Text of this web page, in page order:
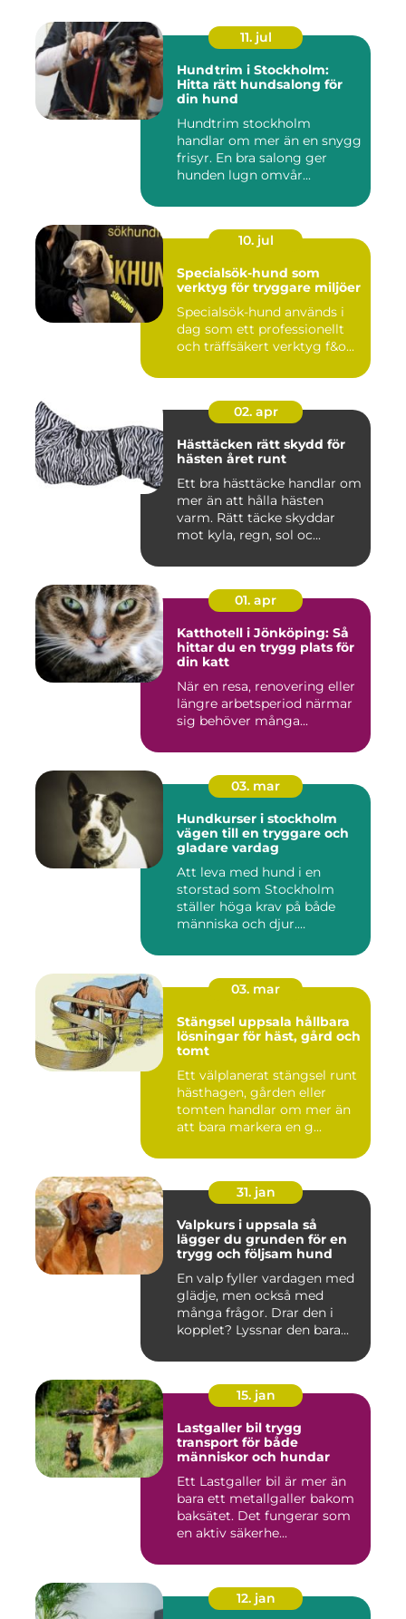
11. jul
Hundtrim i Stockholm:
Hitta rätt hundsalong för
din hund
Hundtrim stockholm
handlar om mer än en snygg
frisyr. En bra salong ger
hunden lugn omvår...
10. jul
Specialsök-hund som
verktyg för tryggare miljöer
Specialsök-hund används i
dag som ett professionellt
och träffsäkert verktyg f&o...
02. apr
Hästtäcken rätt skydd för
hästen året runt
Ett bra hästtäcke handlar om
mer än att hålla hästen
varm. Rätt täcke skyddar
mot kyla, regn, sol oc...
01. apr
Katthotell i Jönköping: Så
hittar du en trygg plats för
din katt
När en resa, renovering eller
längre arbetsperiod närmar
sig behöver många...
03. mar
Hundkurser i stockholm
vägen till en tryggare och
gladare vardag
Att leva med hund i en
storstad som Stockholm
ställer höga krav på både
människa och djur.
03. mar
Stängsel uppsala hållbara
lösningar för häst, gård och
tomt
Ett välplanerat stängsel runt
hästhagen, gården eller
tomten handlar om mer än
att bara markera en g...
31. jan
Valpkurs i uppsala så
lägger du grunden för en
trygg och följsam hund
En valp fyller vardagen med
glädje, men också med
många frågor. Drar den i
kopplet? Lyssnar den bara...
15. jan
Lastgaller bil trygg
transport för både
människor och hundar
Ett Lastgaller bil är mer än
bara ett metallgaller bakom
baksätet. Det fungerar som
en aktiv säkerhe...
12. jan